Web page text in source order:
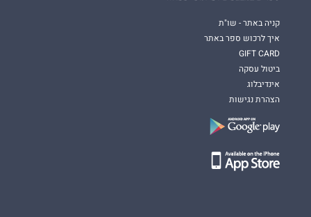
קניה באתר - שו"ת
איך לרכוש ספר באתר
GIFT CARD
ביטול עסקה
אינדיבלוג
הצהרת נגישות